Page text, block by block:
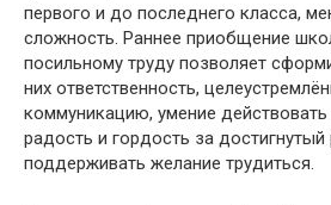
первого и до последнего класса,
сложность. Раннее приобщение
посильному труду позволяет
них ответственность,
коммуникацию, умение
радость и гордость за достигнутый
поддерживать желание трудиться.